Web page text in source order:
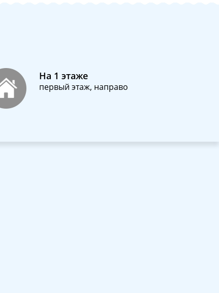
На 1 этаже
первый этаж, направо